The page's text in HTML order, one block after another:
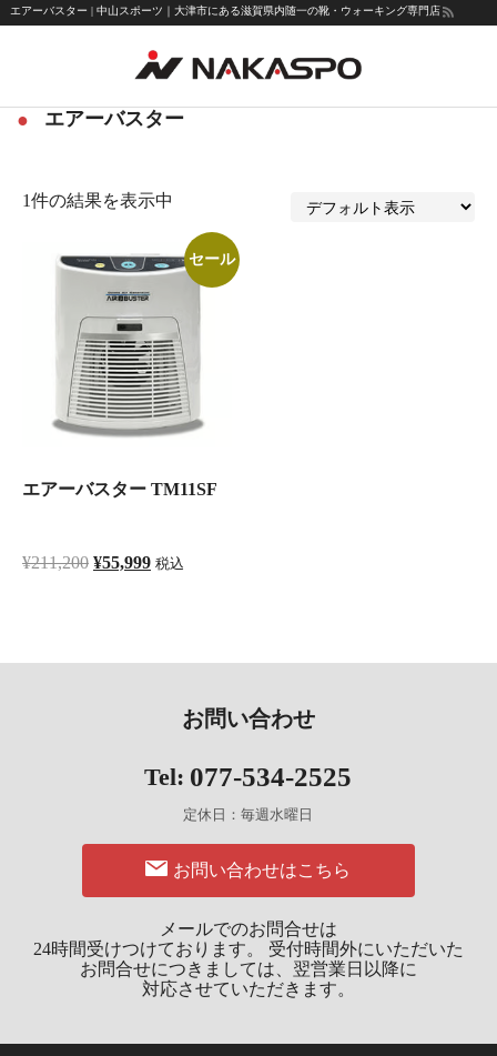
エアーバスター | 中山スポーツ｜大津市にある滋賀県内随一の靴・ウォーキング専門店
エアーバスター
1件の結果を表示中
セール
エアーバスター TM11SF
¥211,200 元
は
¥55,999現
格
¥55,999
す。
税込
お問い合わせ
Tel: 077-534-2525
定休日：毎週水曜日
お問い合わせはこちら
メールでのお問合せは
24時間受けつけております。 受付時間外にいただいた
お問合せにつきましては、 翌営業日以降に
対応させていただきます。